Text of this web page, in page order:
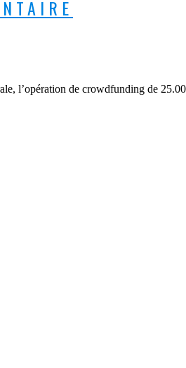
l’opération de crowdfunding de